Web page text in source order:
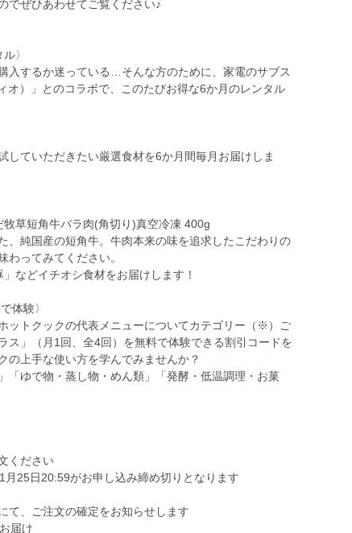
でぜひあわせてご覧ください♪
〉
入するか迷っている…そんな方のために、家電のサブス
オ）」とのコラボで、このたびお得な6か月のレンタル
していただきたい厳選食材を6か月間毎月お届けしま
草短角牛バラ肉(角切り)真空冷凍 400g
、純国産の短角牛。牛肉本来の味を追求したこだわりの
わってみてください。
などイチオシ食材をお届けします！
体験〉
ットクックの代表メニューについてカテゴリー（※）ご
ス」（月1回、全4回）を無料で体験できる割引コードを
の上手な使い方を学んでみませんか？
ゆで物・蒸し物・めん類」「発酵・低温調理・お菓
ください
月25日20:59がお申し込み締め切りとなります
て、ご注文の確定をお知らせします
届け